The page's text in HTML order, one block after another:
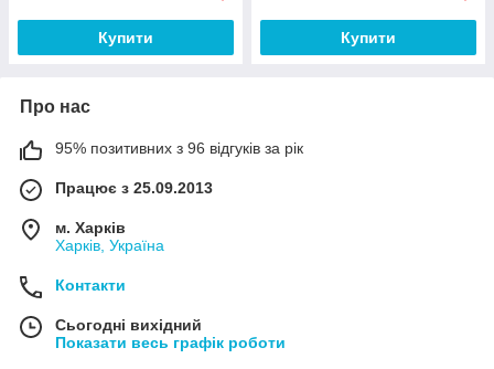
Купити Купити
Про нас
95% позитивних з 96 відгуків за рік
Працює з 25.09.2013
м. Харків
Харків, Україна
Контакти
Сьогодні вихідний
Показати весь графік роботи